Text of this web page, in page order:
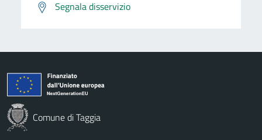
Segnala disservizio
Comune di Taggia